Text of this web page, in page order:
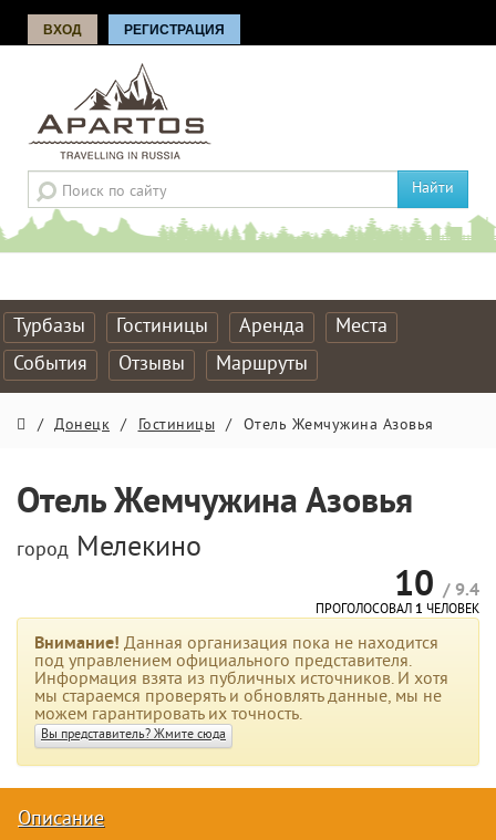
ВХОД РЕГИСТРАЦИЯ
Найти
Турбазы Гостиницы Аренда
Места
События
Отзывы Маршруты
/ Донецк / Гостиницы / Отель Жемчужина Азовья
Отель Жемчужина Азовья
город Мелекино
10 / 9.4
ПРОГОЛОСОВАЛ 1 ЧЕЛОВЕК
Внимание! Данная организация пока не находится
под управлением официального представителя.
Информация взята из публичных источников. И хотя
мы стараемся проверять и обновлять данные, мы не
можем гарантировать их точность.
Вы представитель? Жмите сюда
Описание